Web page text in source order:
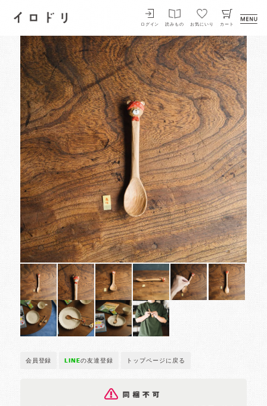
イロドリ
ログイン 読みもの お気にいり カート
会員登録 LINEの友達登録 トップページに戻る